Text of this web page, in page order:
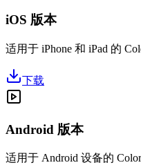
iOS 版本
适用于 iPhone 和 iPad 的
下载
Android 版本
适用于 Android 设备的